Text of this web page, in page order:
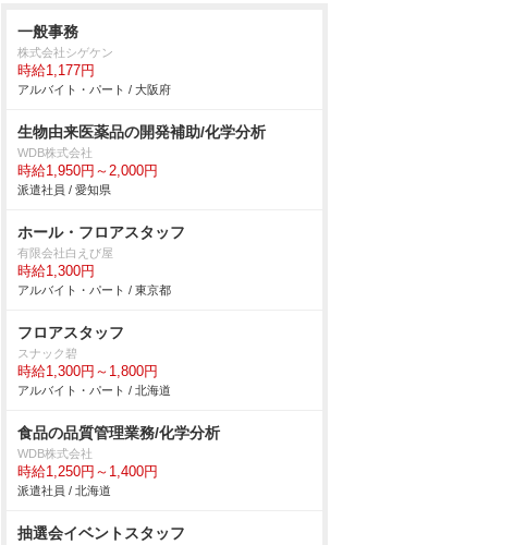
一般事務
株式会社シゲケン
時給1,177円
アルバイト・パート / 大阪府
生物由来医薬品の開発補助/化学分析
WDB株式会社
時給1,950円～2,000円
派遣社員 / 愛知県
ホール・フロアスタッフ
有限会社白えび屋
時給1,300円
アルバイト・パート / 東京都
フロアスタッフ
スナック碧
時給1,300円～1,800円
アルバイト・パート / 北海道
食品の品質管理業務/化学分析
WDB株式会社
時給1,250円～1,400円
派遣社員 / 北海道
抽選会イベントスタッフ